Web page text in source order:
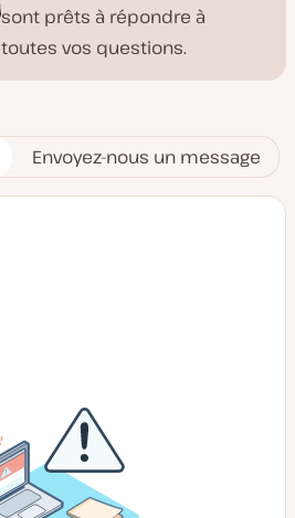
sont prêts à répondre à
toutes vos questions.
Envoyez-nous un message